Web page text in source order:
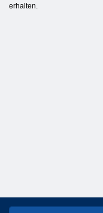
erhalten.